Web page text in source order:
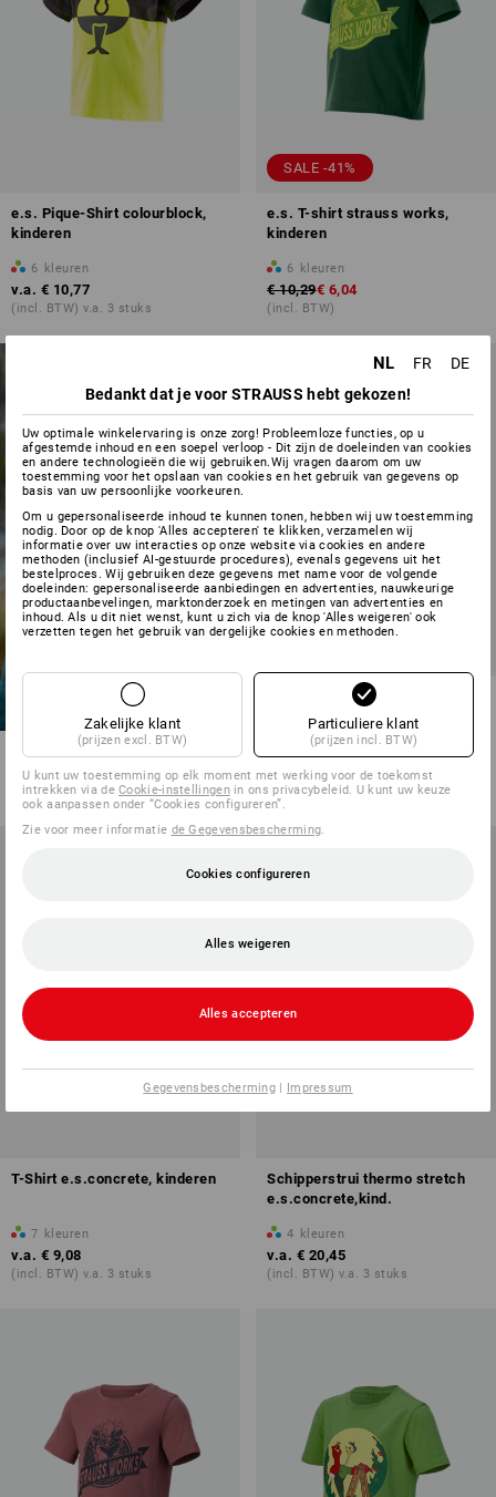
e.s. Pique-Shirt colourblock,
kinderen
6 kleuren
v.a. € 10,77
(incl. BTW) v.a. 3 stuks
SALE -41%
e.s. T-shirt strauss works,
kinderen
6 kleuren
€ 10,29€ 6,04
(incl. BTW)
NIEUWE
PRODUCTEN VOOR
KINDEREN
nu ontdekken
Capuchon-Sweatjack
e.s.motion ten, kinderen
kleuren
v.a. € 27,71
(incl. BTW) v.a. 3 stuks
T-Shirt e.s.concrete, kinderen
7 kleuren
v.a. € 9,08
(incl. BTW) v.a. 3 stuks
Schipperstrui thermo stretch
e.s.concrete,kind.
4 kleuren
v.a. € 20,45
(incl. BTW) v.a. 3 stuks
NL FR
DE
Bedankt dat je voor STRAUSS hebt gekozen!
Uw optimale winkelervaring is onze zorg! Probleemloze functies, op u
afgestemde inhoud en een soepel verloop - Dit zijn de doeleinden van cookies
en andere technologieën die wij gebruiken.Wij vragen daarom om uw
toestemming voor het opslaan van cookies en het gebruik van gegevens op
basis van uw persoonlijke voorkeuren.
Om u gepersonaliseerde inhoud te kunnen tonen, hebben wij uw toestemming
nodig. Door op de knop 'Alles accepteren' te klikken, verzamelen wij
informatie over uw interacties op onze website via cookies en andere
methoden (inclusief AI-gestuurde procedures), evenals gegevens uit het
bestelproces. Wij gebruiken deze gegevens met name voor de volgende
doeleinden: gepersonaliseerde aanbiedingen en advertenties, nauwkeurige
productaanbevelingen, marktonderzoek en metingen van advertenties en
inhoud. Als u dit niet wenst, kunt u zich via de knop 'Alles weigeren' ook
verzetten tegen het gebruik van dergelijke cookies en methoden.
Zakelijke klant
(prijzen excl. BTW)
Particuliere klant
(prijzen incl. BTW)
U kunt uw toestemming op elk moment met werking voor de toekomst
intrekken via deCookie-instellingenin ons privacybeleid. U kunt uw keuze
ook aanpassen onder “Cookies configureren”.
Zie voor meer informatie de Gegevensbescherming.
Cookies configureren
Alles weigeren
Alles accepteren
Gegevensbescherming | Impressum